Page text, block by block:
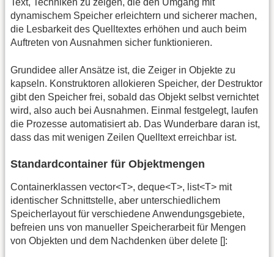
Text, Techniken zu zeigen, die den Umgang mit
dynamischem Speicher erleichtern und sicherer machen,
die Lesbarkeit des Quelltextes erhöhen und auch beim
Auftreten von Ausnahmen sicher funktionieren.
Grundidee aller Ansätze ist, die Zeiger in Objekte zu
kapseln. Konstruktoren allokieren Speicher, der Destruktor
gibt den Speicher frei, sobald das Objekt selbst vernichtet
wird, also auch bei Ausnahmen. Einmal festgelegt, laufen
die Prozesse automatisiert ab. Das Wunderbare daran ist,
dass das mit wenigen Zeilen Quelltext erreichbar ist.
Standardcontainer für Objektmengen
Containerklassen vector<T>, deque<T>, list<T> mit
identischer Schnittstelle, aber unterschiedlichem
Speicherlayout für verschiedene Anwendungsgebiete,
befreien uns von manueller Speicherarbeit für Mengen
von Objekten und dem Nachdenken über delete []: